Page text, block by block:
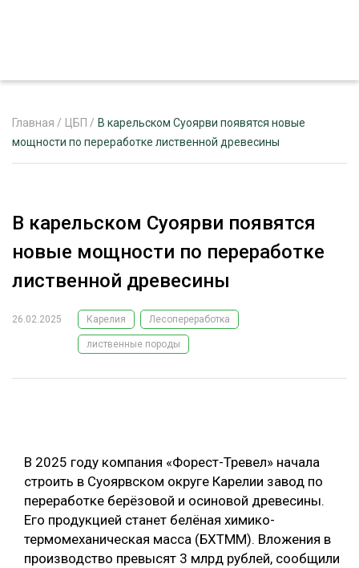
РЕКЛАМОДАТЕЛЯМ
ЛЕСНОЕ ХОЗЯЙСТВО
ЛЕСОЗАГОТОВКА
ОБРАБОТКА ДРЕВЕСИНЫ
ЛЕСОВОССТАНОВЛЕНИЕ И ЗАЩИТА
ЛОГИСТИКА
ПРОИЗВОДСТВО ДРЕВЕСНЫХ ПЛИТ
ЦБП
ТЕМАТИЧЕСКИЕ ПРОЕКТЫ
ПОДБОРКИ СТАТЕЙ
ЭКСПЕРТНОЕ МНЕНИЕ
Главная / ЦБП / В карельском Суоярви появятся новые
мощности по переработке лиственной древесины
В карельском Суоярви появятся
новые мощности по переработке
лиственной древесины
26.02.2025 Карелия Лесопереработка
лиственные породы
В 2025 году компания «Форест-Тревел» начала
строить в Суоярвском округе Карелии завод по
переработке берёзовой и осиновой древесины.
Его продукцией станет белёная химико-
термомеханическая масса (БХТММ). Вложения в
производство превысят 3 млрд рублей, сообщили